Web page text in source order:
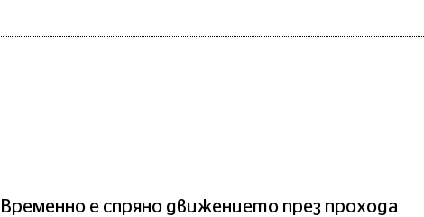
Временно е спряно движението през прохода